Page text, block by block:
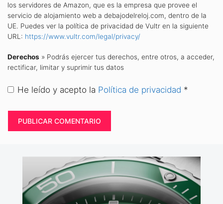
los servidores de Amazon, que es la empresa que provee el
servicio de alojamiento web a debajodelreloj.com, dentro de la
UE. Puedes ver la política de privacidad de Vultr en la siguiente
URL: https://www.vultr.com/legal/privacy/
Derechos » Podrás ejercer tus derechos, entre otros, a acceder,
rectificar, limitar y suprimir tus datos
He leído y acepto la Política de privacidad *